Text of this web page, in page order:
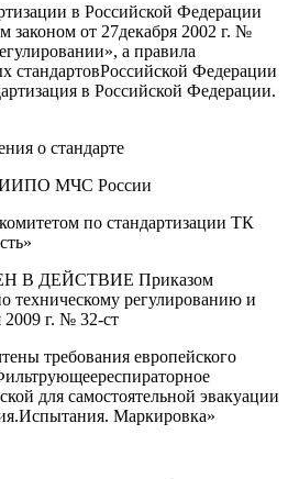
в Российской Федерации
законом от 27декабря 2002 г. №
а правила
стандартовРоссийской Федерации
в Российской Федерации.
о стандарте
МЧС России
по стандартизации ТК
В ДЕЙСТВИЕ Приказом
техническому регулированию и
2009 г. № 32-ст
требования европейского
для самостоятельной эвакуации
Маркировка»